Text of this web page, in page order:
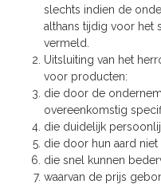
slechts indien de
althans tijdig voor het
vermeld.
Uitsluiting van het
voor producten:
die door de
overeenkomstig
die duidelijk
die door hun aard
die snel kunnen
waarvan de prijs